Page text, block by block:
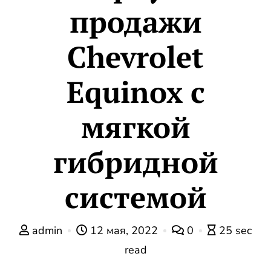
продажи
Chevrolet
Equinox с
мягкой
гибридной
системой
admin 12 мая, 2022 0
25 sec
read